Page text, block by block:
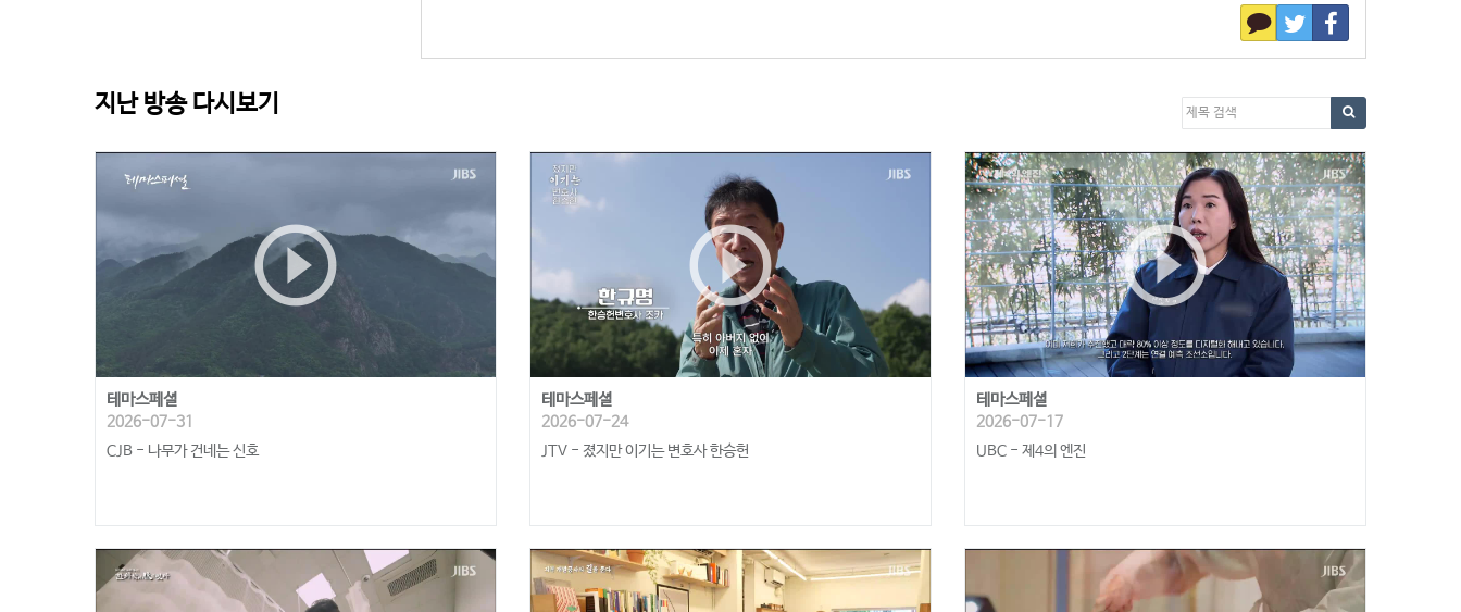
지난 방송 다시보기
play_circle_outline
테마스페셜
2026-07-31
CJB - 나무가 건네는 신호
play_circle_outline
테마스페셜
2026-07-24
play_circle_outline
테마스페셜
2026-07-17
UBC - 제4의 엔진